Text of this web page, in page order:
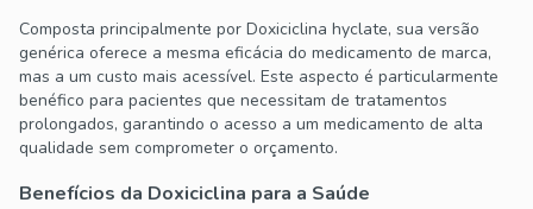
Composta principalmente por Doxiciclina hyclate, sua versão
genérica oferece a mesma eficácia do medicamento de marca,
mas a um custo mais acessível. Este aspecto é particularmente
benéfico para pacientes que necessitam de tratamentos
prolongados, garantindo o acesso a um medicamento de alta
qualidade sem comprometer o orçamento.
Benefícios da Doxiciclina para a Saúde